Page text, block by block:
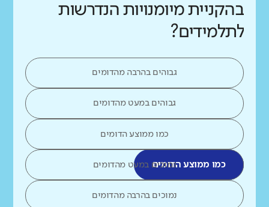
בהקניית מיומנויות הנדרשות
לתלמידים?
גבוהים בהרבה מהדומים
גבוהים במעט מהדומים
כמו ממוצע הדומים
כמו ממוצע הדומיםנמוכים במעט מהדומים
נמוכים בהרבה מהדומים